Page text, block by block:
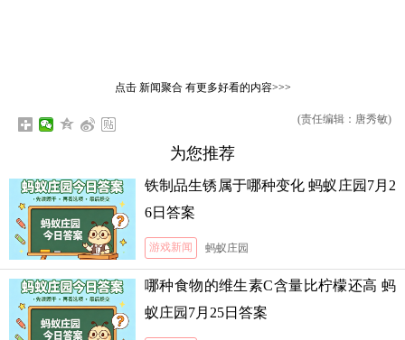
点击 新闻聚合有更多好看的内容>>>
(责任编辑：唐秀敏)
为您推荐
铁制品生锈属于哪种变化 蚂蚁庄园7月2
6日答案
游戏新闻 蚂蚁庄园
哪种食物的维生素C含量比柠檬还高 蚂
蚁庄园7月25日答案